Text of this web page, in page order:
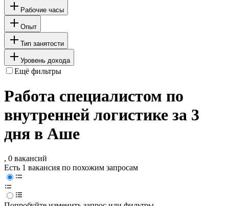
Рабочие часы
Опыт
Тип занятости
Уровень дохода
Ещё фильтры
Работа специалистом по
внутренней логистике за 3
дня в Аше
, 0 вакансий
Есть 1 вакансия по похожим запросам